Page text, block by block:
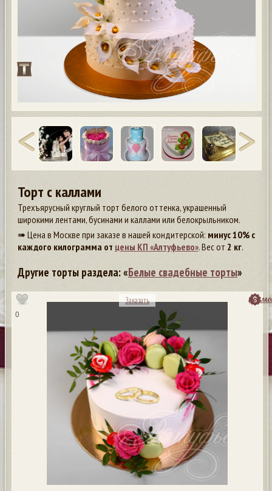
Торт с каллами
Трехъярусный круглый торт белого оттенка, украшенный
широкими лентами, бусинами и каллами или белокрыльником.
➠ Цена в Москве при заказе в нашей кондитерской: минус 10% с
каждого килограмма от цены КП «Алтуфьево». Вес от 2 кг.
Другие торты раздела: «Белые свадебные торты»
0
Заказать